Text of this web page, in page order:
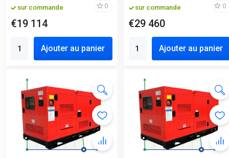
sur commande 0
€19 114
Ajouter au panier
sur commande 0
€29 460
Ajouter au panier